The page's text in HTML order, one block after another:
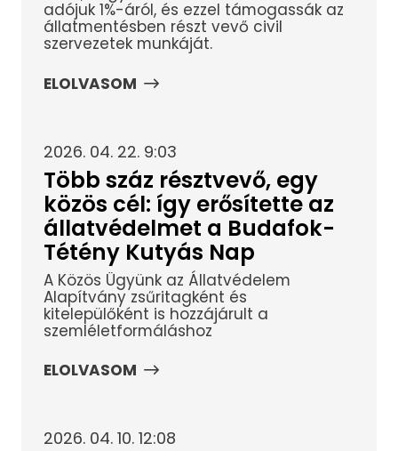
adójuk 1%-áról, és ezzel támogassák az
állatmentésben részt vevő civil
szervezetek munkáját.
ELOLVASOM
2026. 04. 22. 9:03
Több száz résztvevő, egy
közös cél: így erősítette az
állatvédelmet a Budafok-
Tétény Kutyás Nap
A Közös Ügyünk az Állatvédelem
Alapítvány zsűritagként és
kitelepülőként is hozzájárult a
szemléletformáláshoz
ELOLVASOM
2026. 04. 10. 12:08